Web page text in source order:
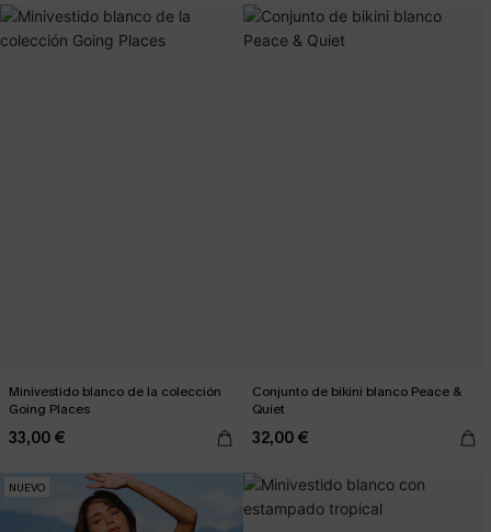
Minivestido blanco de la colección
Going Places
33,00 €
Conjunto de bikini blanco Peace &
Quiet
32,00 €
NUEVO